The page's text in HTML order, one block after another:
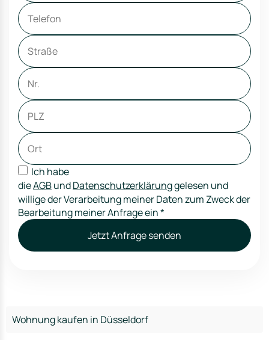
Ich habe
dieAGBundDatenschutzerklärunggelesen und
willige der Verarbeitung meiner Daten zum Zweck der
Bearbeitung meiner Anfrage ein*
Jetzt Anfrage senden
Wohnung kaufen in Düsseldorf